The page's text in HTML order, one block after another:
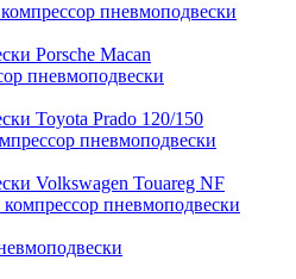
компрессор пневмоподвески
пневмоподвески
пневмоподвески
компрессор пневмоподвески